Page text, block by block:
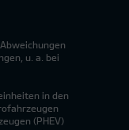
u. a. bei
in den
(PHEV)